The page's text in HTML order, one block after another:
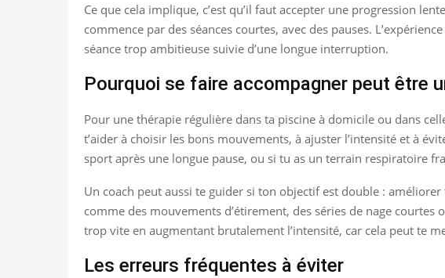
Ce que cela implique, c’est qu’il faut accepter une progression
commence par des séances courtes, avec des pauses.
séance trop ambitieuse suivie d’une longue interruption.
Pourquoi se faire accompagner peut être
Pour une thérapie régulière dans ta piscine à domicile ou dans
t’aider à choisir les bons mouvements, à ajuster l’intensité et à
sport après une longue pause, ou si tu as un terrain respiratoire
Un coach peut aussi te guider si ton objectif est double :
comme des mouvements d’étirement, des séries de nage
trop vite en augmentant brutalement l’intensité, car cela peut te
Les erreurs fréquentes à éviter